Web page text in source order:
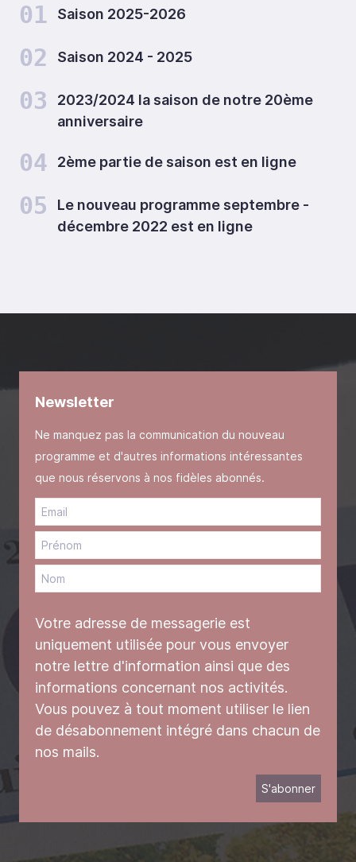
01 Saison 2025-2026
02 Saison 2024 - 2025
03
2023/2024 la saison de notre 20ème
anniversaire
04 2ème partie de saison est en ligne
05
Le nouveau programme septembre -
décembre 2022 est en ligne
Newsletter
Ne manquez pas la communication du nouveau
programme et d'autres informations intéressantes
que nous réservons à nos fidèles abonnés.
Votre adresse de messagerie est
uniquement utilisée pour vous envoyer
notre lettre d'information ainsi que des
informations concernant nos activités.
Vous pouvez à tout moment utiliser le lien
de désabonnement intégré dans chacun de
nos mails.